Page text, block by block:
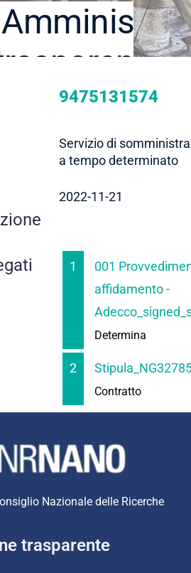
dettaglio
9475131574
Servizio di
a tempo determinato
2022-11-21
1
001
affidamento -
Determina
2
Contratto
Nazionale delle Ricerche
trasparente